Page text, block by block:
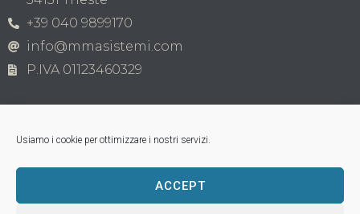
Usiamo i cookie per ottimizzare i nostri servizi.
ACCEPT
+39 040 9899170
info@mmasistemi.com
P.IVA 01123460329
Copyright © MMA Sistemi s.r.l. 2026 | P.IVA
01123460329